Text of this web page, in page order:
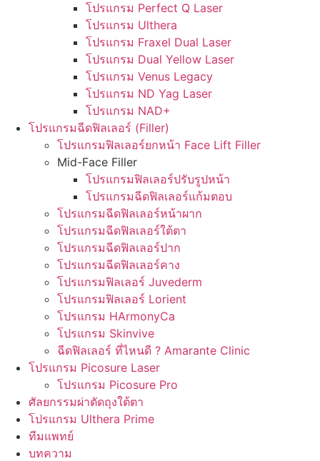
โปรแกรม Perfect Q Laser
โปรแกรม Ulthera
โปรแกรม Fraxel Dual Laser
โปรแกรม Dual Yellow Laser
โปรแกรม Venus Legacy
โปรแกรม ND Yag Laser
โปรแกรม NAD+
โปรแกรมฉีดฟิลเลอร์ (Filler)
โปรแกรมฟิลเลอร์ยกหน้า Face Lift Filler
Mid-Face Filler
โปรแกรมฟิลเลอร์ปรับรูปหน้า
โปรแกรมฉีดฟิลเลอร์แก้มตอบ
โปรแกรมฉีดฟิลเลอร์หน้าผาก
โปรแกรมฉีดฟิลเลอร์ใต้ตา
โปรแกรมฉีดฟิลเลอร์ปาก
โปรแกรมฉีดฟิลเลอร์คาง
โปรแกรมฟิลเลอร์ Juvederm
โปรแกรมฟิลเลอร์ Lorient
โปรแกรม HArmonyCa
โปรแกรม Skinvive
ฉีดฟิลเลอร์ ที่ไหนดี ? Amarante Clinic
โปรแกรม Picosure Laser
โปรแกรม Picosure Pro
ศัลยกรรมผ่าตัดถุงใต้ตา
โปรแกรม Ulthera Prime
ทีมแพทย์
บทความ